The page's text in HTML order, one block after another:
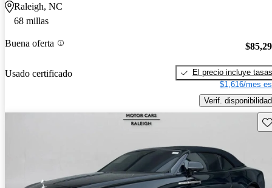
Raleigh, NC
68 millas
Buena oferta
Usado certificado
El precio incluye tasas
$1,616/mes
Verif. disponibilidad